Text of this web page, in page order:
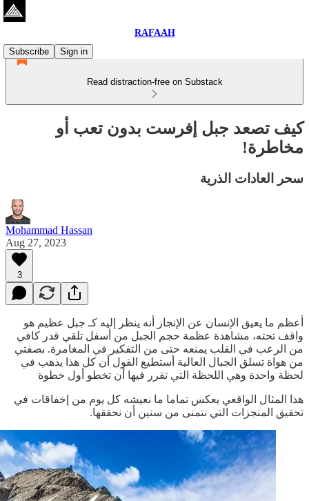
RAFAAH
Subscribe
Sign in
Read distraction-free on Substack
كيف تصعد جبل إفرست بدون تعب أو
مخاطرة!
سحر العادات الذرية
Mohammad Hassan
Aug 27, 2023
3
أعظم ما يعيق الإنسان عن الإنجاز أنه ينظر إليه كـ جبل عظيم هو
واقف تحته، مشاهدة عظمة حجم الجبل من أسفل تلقي قدر كافي
من الرعب في القلب يمنعه حتى من التفكير في المغامرة. بصفتي
من هواة تسلق الجبال العالية أستطيع القول أن كل هذا يذهب في
لحظة واحدة وهي اللحظة التي تقرر فيها أن تخطو أول خطوة
هذا المثال الواقعي يعكس تماما ما نعيشه كل يوم من إخفاقات في
تحقيق المنجزات التي نتمنى من سنين أن نحققها.